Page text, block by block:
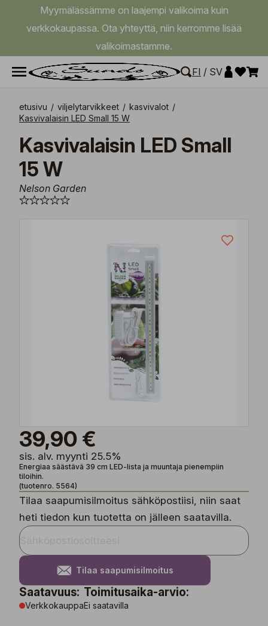
Myymälässämme on laajempi valikoima kuin
verkkokaupassa. Ota yhteyttä, niin kerromme lisää
valikoimastamme.
FI / SV
etusivu / viljelytarvikkeet / kasvivalot /
Kasvivalaisin LED Small 15 W
Kasvivalaisin LED Small
15 W
Nelson Garden
39,90 €
sis. alv. myynti 25.5%
Energiaa säästävä 39 cm LED-lista ja muuntaja pienempiin
tiloihin.
(tuotenro. 5564)
Tilaa saapumisilmoitus sähköpostiisi, niin saat
heti tiedon kun tuotetta on jälleen saatavilla.
Tilaa saapumisilmoitus
Saatavuus:
Verkkokauppa
Toimitusaika-arvio:
Ei saatavilla